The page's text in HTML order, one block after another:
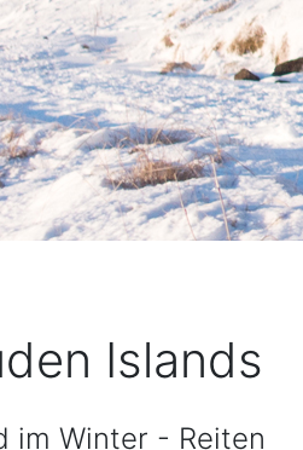
Islands
im Winter - Reiten